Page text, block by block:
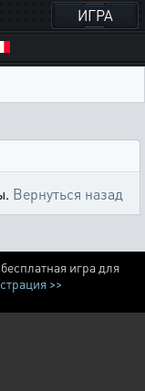
ИГРА
Вернуться назад
игра для
>>